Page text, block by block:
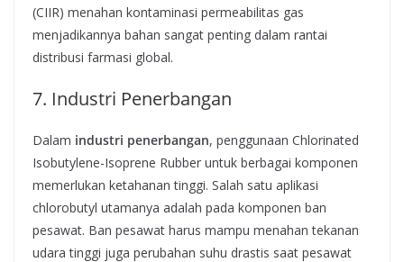
(CIIR) menahan kontaminasi permeabilitas gas
menjadikannya bahan sangat penting dalam rantai
distribusi farmasi global.
7. Industri Penerbangan
Dalam industri penerbangan, penggunaan Chlorinated
Isobutylene-Isoprene Rubber untuk berbagai komponen
memerlukan ketahanan tinggi. Salah satu aplikasi
chlorobutyl utamanya adalah pada komponen ban
pesawat. Ban pesawat harus mampu menahan tekanan
udara tinggi juga perubahan suhu drastis saat pesawat